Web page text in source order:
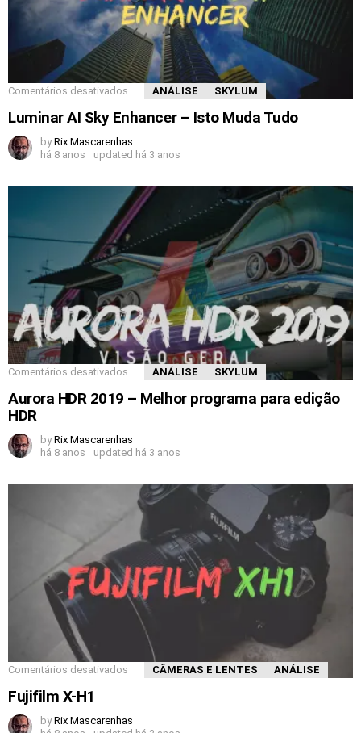
Comentários desativados ANÁLISE SKYLUM
Luminar AI Sky Enhancer – Isto Muda Tudo
by Rix Mascarenhas
há 8 anos
updated há 3 anos
Comentários desativados ANÁLISE SKYLUM
Aurora HDR 2019 – Melhor programa para edição
HDR
by Rix Mascarenhas
há 8 anos
updated há 3 anos
Comentários desativados CÂMERAS E LENTES ANÁLISE
Fujifilm X-H1
by Rix Mascarenhas